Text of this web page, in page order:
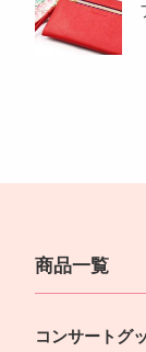
商品一覧
コンサートグ